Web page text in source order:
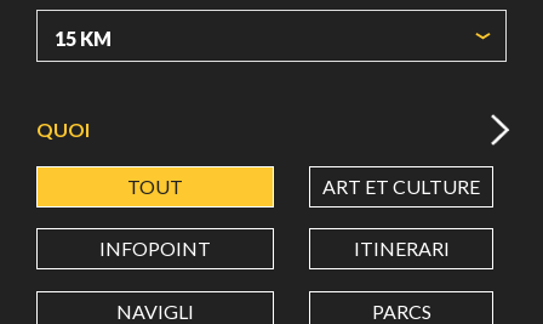
LATITUDE
LONGITUDE
QUOI
TOUT ART ET CULTURE
INFOPOINT ITINERARI
NAVIGLI PARCS